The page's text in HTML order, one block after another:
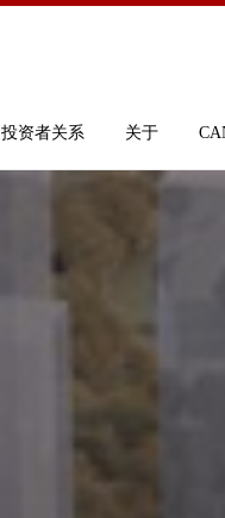
投资者关系 关于